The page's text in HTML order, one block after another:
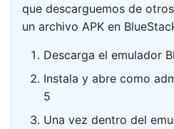
que descarguemos de
un archivo APK en
Descarga el emulador
Instala y abre como
5
Una vez dentro del